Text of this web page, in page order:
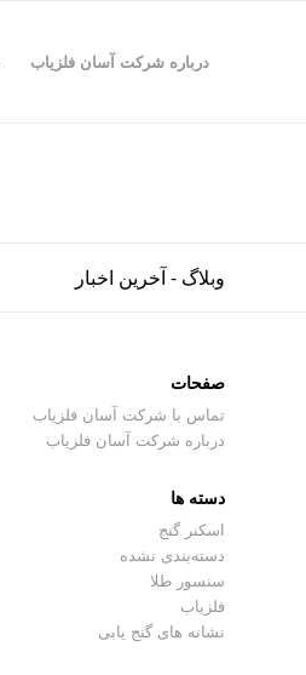
درباره شرکت آسان فلزیاب
وبلاگ - آخرین اخبار
صفحات
تماس با شرکت آسان فلزیاب
درباره شرکت آسان فلزیاب
دسته ها
اسکنر گنج
دسته‌بندی نشده
سنسور طلا
فلزیاب
نشانه های گنج یابی